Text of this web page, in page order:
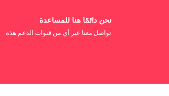
نحن دائمًا هنا للمساعدة
تواصل معنا عبر أي من قنوات الدعم هذه